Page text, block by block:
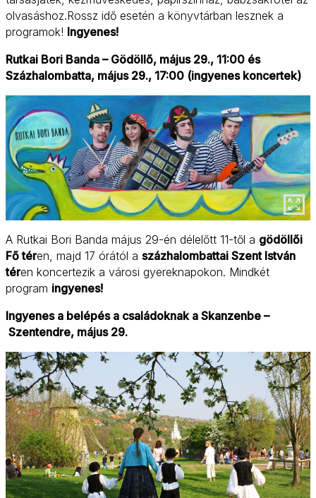
olvasáshoz.Rossz idő esetén a könyvtárban lesznek a
programok! Ingyenes!
Rutkai Bori Banda – Gödöllő, május 29., 11:00 és
Százhalombatta, május 29., 17:00 (ingyenes koncertek)
A Rutkai Bori Banda május 29-én délelőtt 11-től a gödöllői
Fő téren, majd 17 órától a százhalombattai Szent István
téren koncertezik a városi gyereknapokon. Mindkét
program ingyenes!
Ingyenes a belépés a családoknak a Skanzenbe –
Szentendre, május 29.